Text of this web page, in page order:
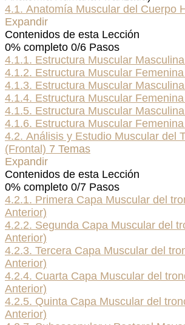
4.1. Anatomía Muscular del Cuerpo
Expandir
Contenidos de esta Lección
0% completo 0/6 Pasos
4.1.1. Estructura Muscular
4.1.2. Estructura Muscular
4.1.3. Estructura Muscular
4.1.4. Estructura Muscular
4.1.5. Estructura Muscular
4.1.6. Estructura Muscular
4.2. Análisis y Estudio Muscular del
(Frontal) 7 Temas
Expandir
Contenidos de esta Lección
0% completo 0/7 Pasos
4.2.1. Primera Capa Muscular del
Anterior)
4.2.2. Segunda Capa Muscular del
Anterior)
4.2.3. Tercera Capa Muscular del
Anterior)
4.2.4. Cuarta Capa Muscular del
Anterior)
4.2.5. Quinta Capa Muscular del
Anterior)